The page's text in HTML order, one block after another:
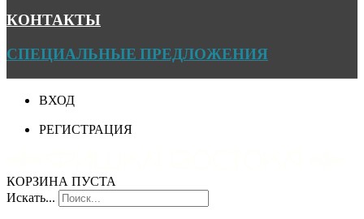
КОНТАКТЫ
СПЕЦИАЛЬНЫЕ ПРЕДЛОЖЕНИЯ
ВХОД
РЕГИСТРАЦИЯ
КОРЗИНА ПУСТА
Искать...